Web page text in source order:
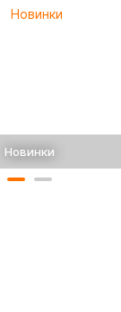
Новинки